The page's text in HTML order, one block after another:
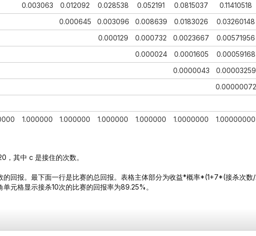
0.003063 0.012092 0.028538 0.052191 0.0815037 0.11410518
0.000645 0.003096 0.008639 0.0183026 0.03260148
0.000129 0.000732 0.0023667 0.00571956
0.000024 0.0001605 0.00059168
0.0000043 0.00003259
0.00000072
1.000000 1.000000 1.000000 1.000000 1.0000000 1.00000000
，其中 c 是接住的次数。
的回报。最下面一行是比赛的总回报。表格主体部分为收益*概率*(1+7*(接杀次
元格显示接杀10次的比赛的回报率为89.25%。